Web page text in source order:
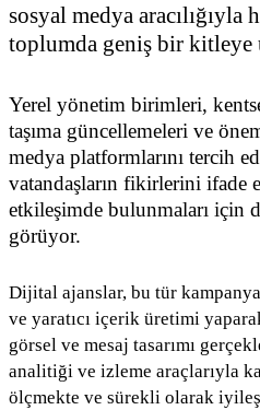
sosyal medya aracılığıyla
toplumda geniş bir kitleye
Yerel yönetim birimleri,
taşıma güncellemeleri ve
medya platformlarını tercih
vatandaşların fikirlerini ifade
etkileşimde bulunmaları için
görüyor.
Dijital ajanslar, bu tür
ve yaratıcı içerik üretimi
görsel ve mesaj tasarımı
analitiği ve izleme araçlarıyla
ölçmekte ve sürekli olarak